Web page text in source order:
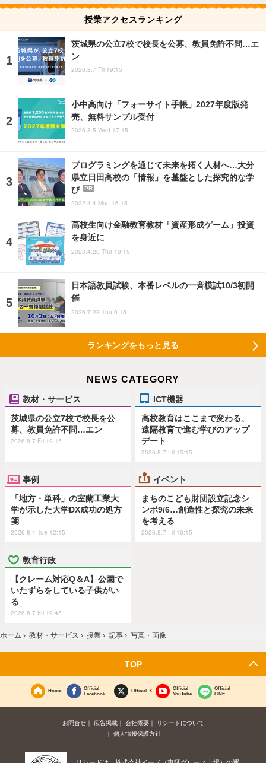
授業アクセスランキング
茨城県の公立7校で校長を公募、教員免許不問…エ
ン
2026.8.7 Fri 19:15
小中高向け「フォーサイト手帳」2027年度版発
売、無料サンプル受付
2026.8.5 Wed 17:15
プログラミングを通じて未来を拓く人材へ…大分
県立日田高校の「情報」を基盤とした探究的な学
び
PR
2022.4.4 Mon 16:15
高校生向け金融教育教材「資産形成ゲーム」投資
を身近に
2023.4.20 Thu 19:15
日本語教員試験、本番レベルの一斉模試10/3初開
催
2026.7.23 Thu 9:15
ランキングをもっと見る
NEWS CATEGORY
教材・サービス
茨城県の公立7校で校長を公
募、教員免許不問…エン
2026.8.7 Fri 19:15
ICT機器
高校教育はここまで変わる、
遠隔教育で進む学びのアップ
デート
2026.8.7 Fri 15:15
事例
「地方・単科」の室蘭工業大
学が示した大学DX成功の処方
箋
2026.8.4 Tue 12:15
イベント
まちのこども財団設立記念シ
ンポ9/6…創造性と探究の未来
を考える
2026.8.7 Fri 16:15
教育行政
【クレーム対応Q＆A】公園で
いたずらをしている子供がい
る
2026.8.7 Fri 19:45
ホーム › 教材・サービス › 授業 › 記事 › 写真・画像
TOP
Home
Official
Facebook
Official X
Official
YouTube
Official
LINE
お問合せ 広告掲載 会社概要
リシードについて
個人情報保護方針